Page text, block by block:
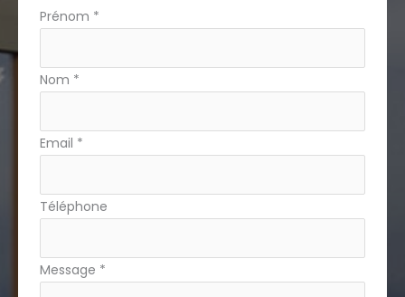
Formulaire
avec
téléphone
Prénom *
Nom *
Email *
Téléphone
Message *